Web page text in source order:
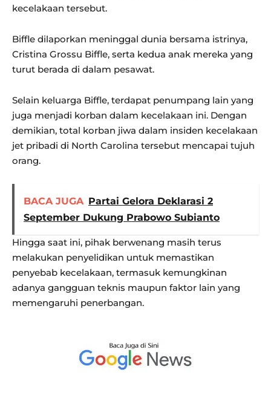
kecelakaan tersebut.
Biffle dilaporkan meninggal dunia bersama istrinya,
Cristina Grossu Biffle, serta kedua anak mereka yang
turut berada di dalam pesawat.
Selain keluarga Biffle, terdapat penumpang lain yang
juga menjadi korban dalam kecelakaan ini. Dengan
demikian, total korban jiwa dalam insiden kecelakaan
jet pribadi di North Carolina tersebut mencapai tujuh
orang.
BACA JUGA Partai Gelora Deklarasi 2
September Dukung Prabowo Subianto
Hingga saat ini, pihak berwenang masih terus
melakukan penyelidikan untuk memastikan
penyebab kecelakaan, termasuk kemungkinan
adanya gangguan teknis maupun faktor lain yang
memengaruhi penerbangan.